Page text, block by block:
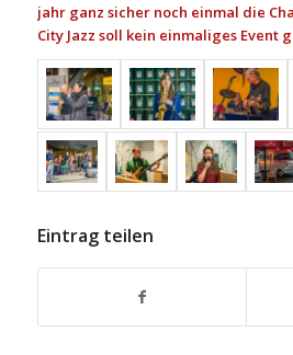
jahr ganz sicher noch einmal die
City Jazz soll kein einmaliges Event
Eintrag teilen